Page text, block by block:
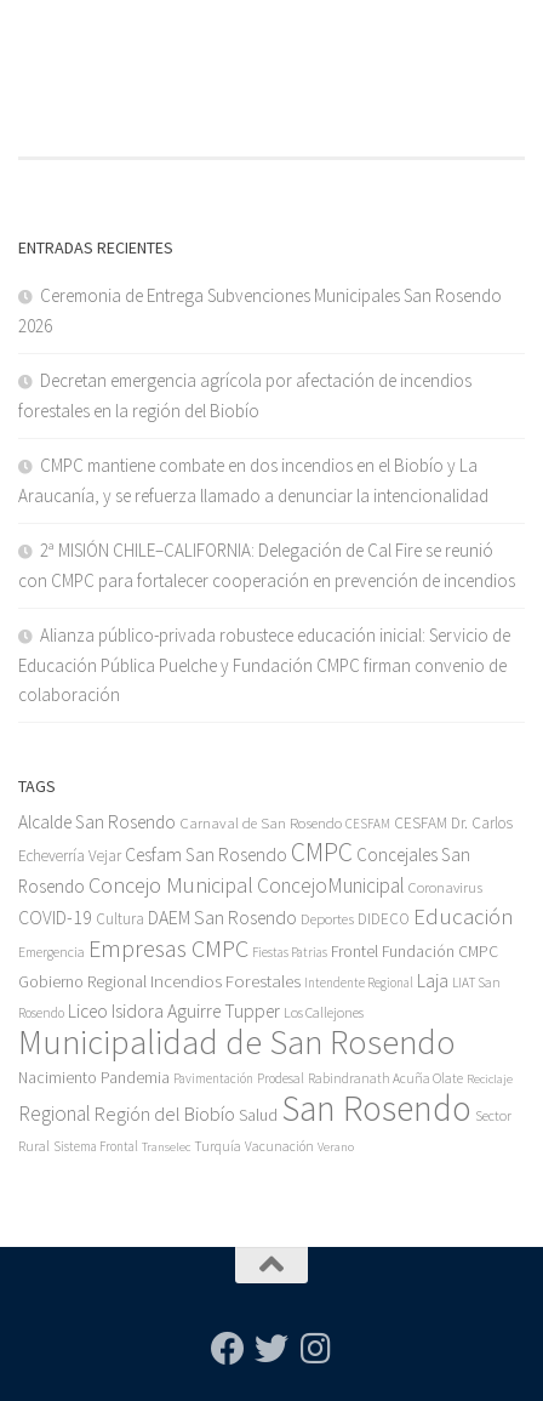
ENTRADAS RECIENTES
Ceremonia de Entrega Subvenciones Municipales San Rosendo
2026
Decretan emergencia agrícola por afectación de incendios
forestales en la región del Biobío
CMPC mantiene combate en dos incendios en el Biobío y La
Araucanía, y se refuerza llamado a denunciar la intencionalidad
2ª MISIÓN CHILE–CALIFORNIA: Delegación de Cal Fire se reunió
con CMPC para fortalecer cooperación en prevención de incendios
Alianza público-privada robustece educación inicial: Servicio de
Educación Pública Puelche y Fundación CMPC firman convenio de
colaboración
TAGS
Alcalde San Rosendo Carnaval de San Rosendo CESFAM CESFAM Dr. Carlos
Echeverría Vejar Cesfam San Rosendo CMPC Concejales San
Rosendo Concejo Municipal ConcejoMunicipal Coronavirus
COVID-19 Cultura DAEM San Rosendo Deportes DIDECO Educación
Emergencia Empresas CMPC Fiestas Patrias Frontel Fundación CMPC
Gobierno Regional Incendios Forestales Intendente Regional Laja LIAT San
Rosendo Liceo Isidora Aguirre Tupper Los Callejones
Municipalidad de San Rosendo
Nacimiento Pandemia Pavimentación Prodesal Rabindranath Acuña Olate Reciclaje
Regional Región del Biobío Salud San Rosendo Sector
Rural Sistema Frontal Transelec Turquía Vacunación Verano